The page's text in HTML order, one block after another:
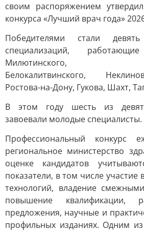
своим распоряжением
конкурса «Лучший врач года»
Победителями стали
специализаций,
Милютинского,
Белокалитвинского,
Ростова-на-Дону, Гукова, Шахт,
В этом году шесть из
завоевали молодые специалисты.
Профессиональный конкурс
региональное министерство
оценке кандидатов
показатели, в том числе
технологий, владение
повышение квалификации,
предложения, научные и
профильных изданиях. Одним